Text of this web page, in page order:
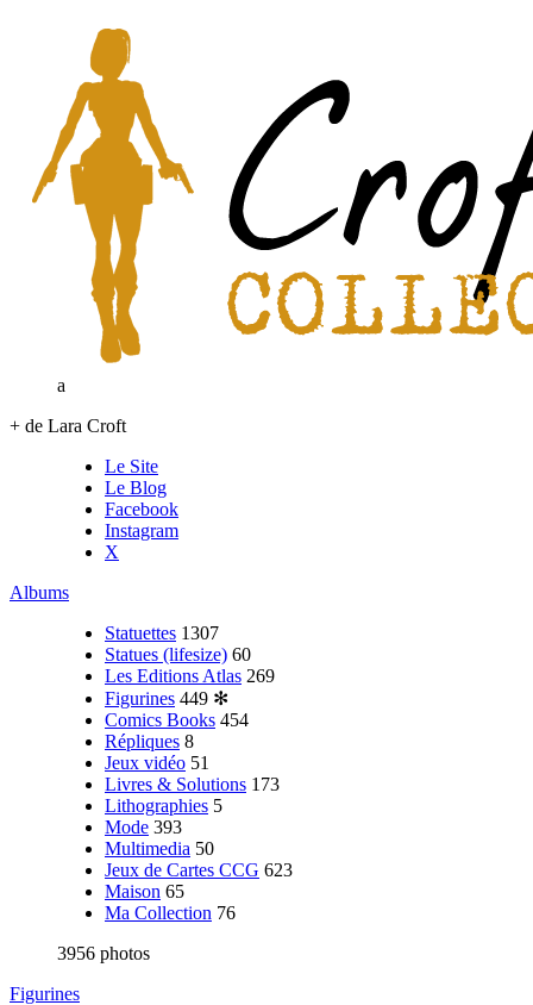
a
+ de Lara Croft
Le Site
Le Blog
Facebook
Instagram
X
Albums
Statuettes 1307
Statues (lifesize) 60
Les Editions Atlas 269
Figurines 449 ✻
Comics Books 454
Répliques 8
Jeux vidéo 51
Livres & Solutions 173
Lithographies 5
Mode 393
Multimedia 50
Jeux de Cartes CCG 623
Maison 65
Ma Collection 76
3956 photos
Figurines